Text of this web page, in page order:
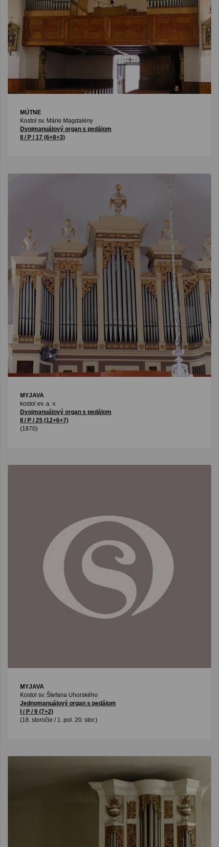
MÚTNE
Kostol sv. Márie Magdalény
Dvojmanuálový organ s pedálom
II / P / 17 (6+8+3)
MYJAVA
kostol ev. a. v.
Dvojmanuálový organ s pedálom
II / P / 25 (12+6+7)
(1870)
MYJAVA
Kostol sv. Štefana Uhorského
Jednomanuálový organ s pedálom
I / P / 9 (7+2)
(18. storočie / 1. pol. 20. stor.)